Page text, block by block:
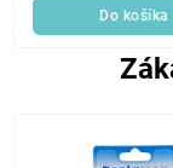
Do košíka